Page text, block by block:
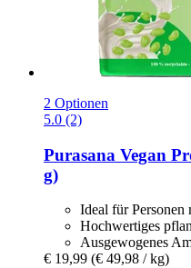
2 Optionen
5.0 (2)
Purasana Vegan
g)
Ideal für Personen
Hochwertiges
Ausgewogenes
€ 19,99 (€ 49,98 / kg)